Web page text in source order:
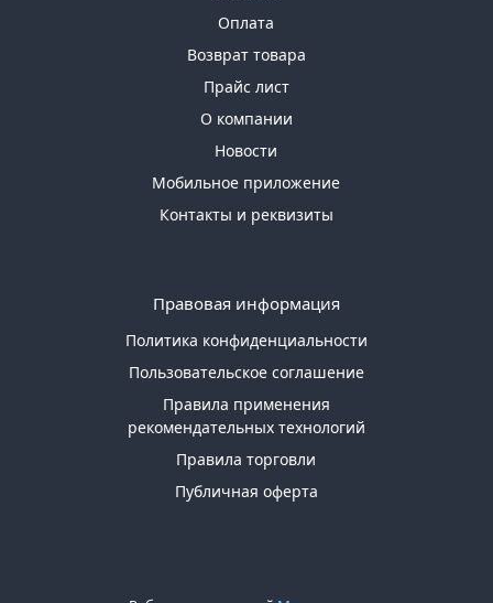
Оплата
Возврат товара
Прайс лист
О компании
Новости
Мобильное приложение
Контакты и реквизиты
Правовая информация
Политика конфиденциальности
Пользовательское соглашение
Правила применения
рекомендательных технологий
Правила торговли
Публичная оферта